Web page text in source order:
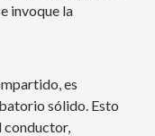
invoque la
es
sólido. Esto
conductor,